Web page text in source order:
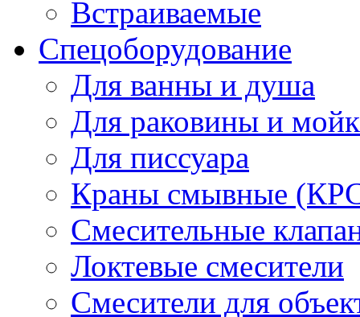
Встраиваемые
Спецоборудование
Для ванны и душа
Для раковины и
Для писсуара
Краны смывные
Смесительные
Локтевые смесители
Смесители для